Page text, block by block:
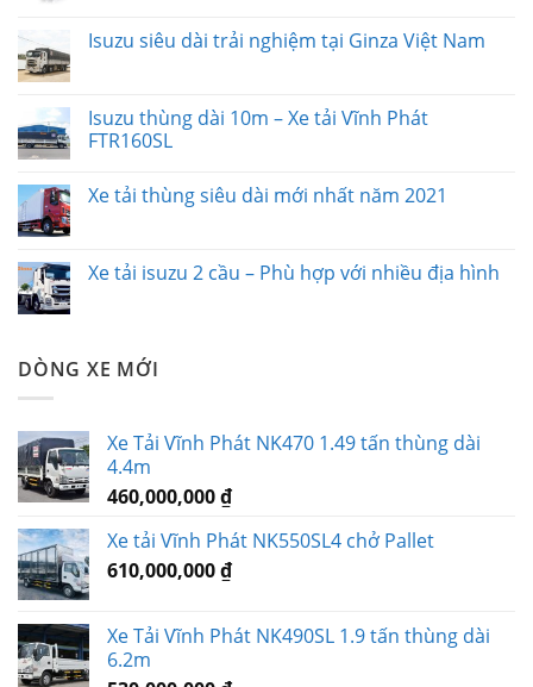
Isuzu siêu dài trải nghiệm tại Ginza Việt Nam
Isuzu thùng dài 10m – Xe tải Vĩnh Phát
FTR160SL
Xe tải thùng siêu dài mới nhất năm 2021
Xe tải isuzu 2 cầu – Phù hợp với nhiều địa hình
DÒNG XE MỚI
Xe Tải Vĩnh Phát NK470 1.49 tấn thùng dài
4.4m
460,000,000₫
Xe tải Vĩnh Phát NK550SL4 chở Pallet
610,000,000₫
Xe Tải Vĩnh Phát NK490SL 1.9 tấn thùng dài
6.2m